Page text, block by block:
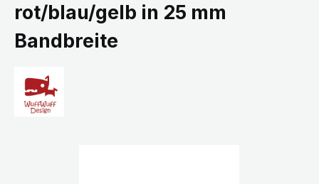
rot/blau/gelb in 25 mm
Bandbreite